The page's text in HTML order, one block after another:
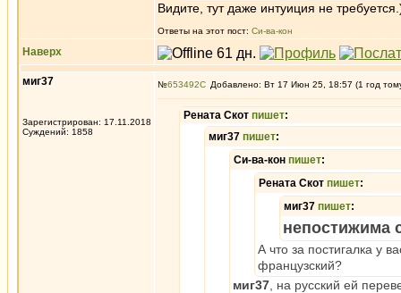
Видите, тут даже интуиция не
Ответы на этот пост: Си-ва-кон
Наверх
миг37
Зарегистрирован: 17.11.2018
Суждений: 1858
№653492 Добавлено: Вт 17 Июн 25, 18:57 (1 год
Рената Скот пишет:
миг37 пишет:
Си-ва-кон пишет:
Рената Скот пишет:
миг37 пишет:
непостижима
А что за постигалка у
французский?
миг37 , на русский ей